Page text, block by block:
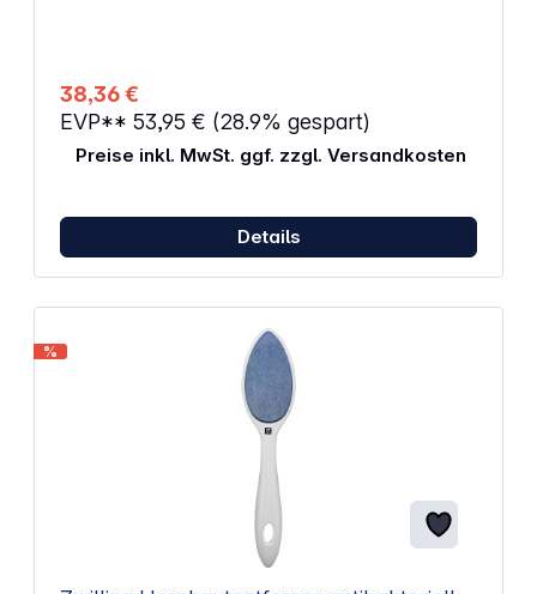
Edelstahl mit glatter Oberfläche Material ist
hypoallergen und rostfrei
38,36 €
EVP** 53,95 € (28.9% gespart)
Preise inkl. MwSt. ggf. zzgl. Versandkosten
Details
%